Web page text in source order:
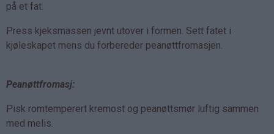
på et fat.
Press kjeksmassen jevnt utover i formen. Sett fatet i
kjøleskapet mens du forbereder peanøttfromasjen.
Peanøttfromasj:
Pisk romtemperert kremost og peanøttsmør luftig sammen
med melis.